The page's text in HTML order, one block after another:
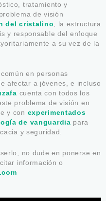
tratamiento y
de visión
del cristalino , la estructura
y responsable del enfoque
a su vez de la
en personas
afectar a jóvenes, e incluso
cuenta con todos los
problema de visión en
y con experimentados
de vanguardia para
y seguridad.
no dude en ponerse en
información o